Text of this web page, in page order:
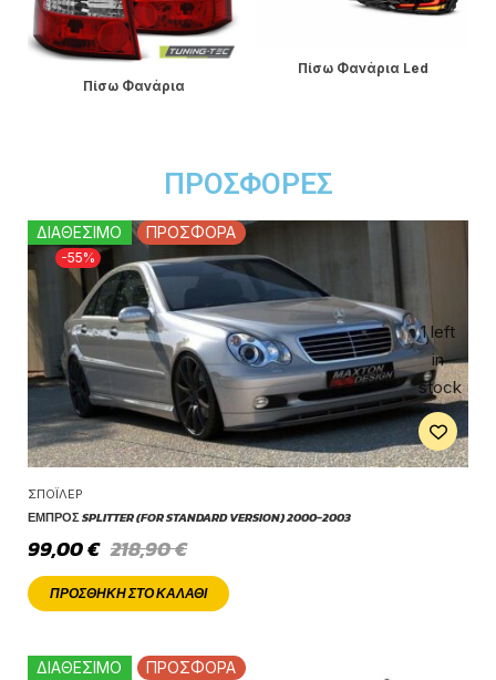
ΠΡΟΣΦΟΡΈΣ
-55%
ΔΙΑΘΕΣΙΜΟ ΠΡΟΣΦΟΡΑ
1 left
in
stock
ΣΠΌΙΛΕΡ
ΕΜΠΡΌΣ SPLITTER (FOR STANDARD VERSION) 2000-2003
218,90€
99,00€
ΠΡΟΣΘΉΚΗ ΣΤΟ ΚΑΛΆΘΙ
ΔΙΑΘΕΣΙΜΟ ΠΡΟΣΦΟΡΑ